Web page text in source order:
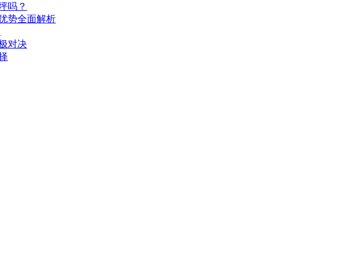
吗？
势全面解析
对决